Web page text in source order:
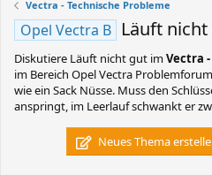
Vectra - Technische Probleme
Opel Vectra B Läuft
Diskutiere Läuft nicht gut imVectra
im Bereich Opel Vectra
wie ein Sack Nüsse. Muss den
anspringt, im Leerlauf schwankt er
Neues Thema